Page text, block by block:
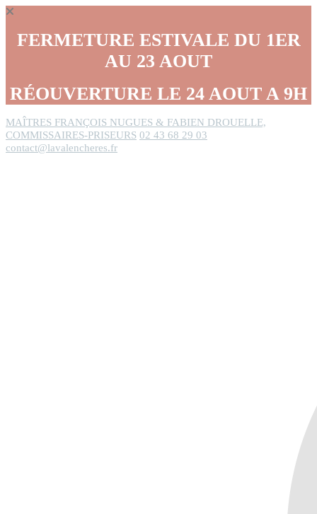
FERMETURE ESTIVALE DU 1ER
AU 23 AOUT
RÉOUVERTURE LE 24 AOUT A 9H
MAÎTRES FRANÇOIS NUGUES & FABIEN DROUELLE,
COMMISSAIRES-PRISEURS 02 43 68 29 03
contact@lavalencheres.fr
Panneau de gestion des cookies